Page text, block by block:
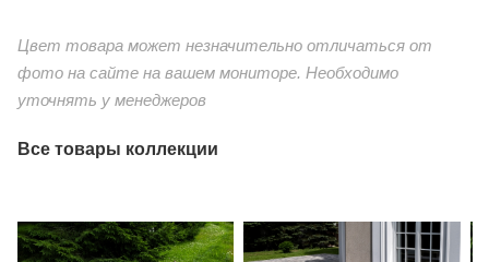
Цвет товара может незначительно отличаться от
фото на сайте на вашем мониторе. Необходимо
уточнять у менеджеров
Все товары коллекции